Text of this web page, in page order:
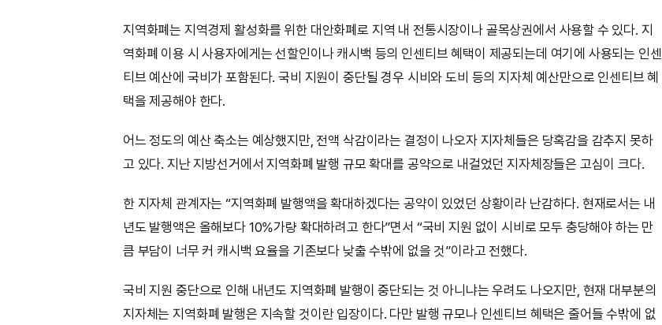
지역화폐는 지역경제 활성화를 위한 대안화폐로 지역 내 전통시장이나 골목상권에서 사용할 수 있다. 지
역화폐 이용 시 사용자에게는 선할인이나 캐시백 등의 인센티브 혜택이 제공되는데 여기에 사용되는 인센
티브 예산에 국비가 포함된다. 국비 지원이 중단될 경우 시비와 도비 등의 지자체 예산만으로 인센티브 혜
택을 제공해야 한다.
어느 정도의 예산 축소는 예상했지만, 전액 삭감이라는 결정이 나오자 지자체들은 당혹감을 감추지 못하
고 있다. 지난 지방선거에서 지역화폐 발행 규모 확대를 공약으로 내걸었던 지자체장들은 고심이 크다.
한 지자체 관계자는 “지역화폐 발행액을 확대하겠다는 공약이 있었던 상황이라 난감하다. 현재로서는 내
년도 발행액은 올해보다 10%가량 확대하려고 한다”면서 “국비 지원 없이 시비로 모두 충당해야 하는 만
큼 부담이 너무 커 캐시백 요율을 기존보다 낮출 수밖에 없을 것”이라고 전했다.
국비 지원 중단으로 인해 내년도 지역화폐 발행이 중단되는 것 아니냐는 우려도 나오지만, 현재 대부분의
지자체는 지역화폐 발행은 지속할 것이란 입장이다. 다만 발행 규모나 인센티브 혜택은 줄어들 수밖에 없